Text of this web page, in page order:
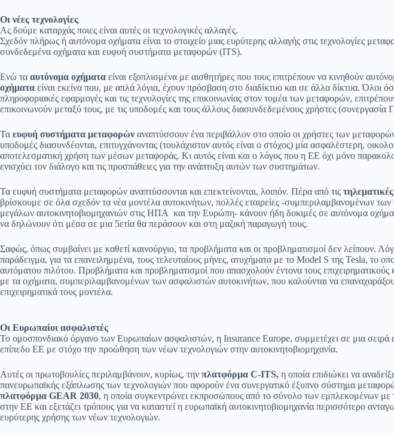
Οι νέες τεχνολογίες
Ας δούμε καταρχάς ποιες είναι αυτές οι τεχνολογικές αλλαγές.
Σχεδόν πλήρως ή αυτόνομα οχήματα είναι το στοιχείο μιας ευρύτερης αλλαγής στις τεχνολογίες
συνδεδεμένα οχήματα και ευφυή συστήματα μεταφορών (ITS).
Ενώ τα αυτόνομα οχήματα είναι εξοπλισμένα με αισθητήρες που τους επιτρέπουν να κινηθούν
οχήματα είναι εκείνα που, με απλά λόγια, έχουν πρόσβαση στο διαδίκτυο και σε άλλα δίκτυα. Όλοι
πληροφοριακές εφαρμογές και τις τεχνολογίες της επικοινωνίας στον τομέα των μεταφορών,
επικοινωνούν μεταξύ τους, με τις υποδομές και τους άλλους διασυνδεδεμένους χρήστες
Τα ευφυή συστήματα μεταφορών αναπτύσσουν ένα περιβάλλον στο οποίο οι χρήστες των
υποδομές διασυνδέονται, επιτυγχάνοντας (τουλάχιστον αυτός είναι ο στόχος) μία ασφαλέστερη,
αποτελεσματική χρήση των μέσων μεταφοράς. Κι αυτός είναι και ο λόγος που η ΕΕ όχι μόνο
ενισχύει τον διάλογο και τις προσπάθειες για την ανάπτυξη αυτών των συστημάτων.
Τα ευφυή συστήματα μεταφορών αναπτύσσονται και επεκτείνονται, λοιπόν. Πέρα από τις
βρίσκουμε σε όλα σχεδόν τα νέα μοντέλα αυτοκινήτων, πολλές εταιρείες -συμπεριλαμβανομένων
μεγάλων αυτοκινητοβιομηχανιών στις ΗΠΑ και την Ευρώπη- κάνουν ήδη δοκιμές σε αυτόνομα
να δηλώνουν ότι μέσα σε μια 5ετία θα περάσουν και στη μαζική παραγωγή τους.
Σαφώς, όπως συμβαίνει με καθετί καινούργιο, τα προβλήματα και οι προβληματισμοί δεν λείπουν.
παράδειγμα, για τα επανειλημμένα, τους τελευταίους μήνες, ατυχήματα με το Model S της Tesla, το
αυτόματου πιλότου. Προβλήματα και προβληματισμοί που απασχολούν έντονα τους επιχειρηματικούς
με τα οχήματα, συμπεριλαμβανομένων των ασφαλιστών αυτοκινήτων, που καλούνται να
επιχειρηματικά τους μοντέλα.
Οι Ευρωπαίοι ασφαλιστές
Το ομοσπονδιακό όργανο των Ευρωπαίων ασφαλιστών, η Insurance Europe, συμμετέχει σε μια σειρά
επίπεδο ΕΕ με στόχο την προώθηση των νέων τεχνολογιών στην αυτοκινητοβιομηχανία.
Αυτές οι πρωτοβουλίες περιλαμβάνουν, κυρίως, την πλατφόρμα C-ITS, η οποία επιδιώκει να
πανευρωπαϊκής εξάπλωσης των τεχνολογιών που αφορούν ένα συνεργατικό έξυπνο σύστημα
πλατφόρμα GEAR 2030, η οποία συγκεντρώνει εκπροσώπους από το σύνολο των εμπλεκομένων με
στην ΕΕ και εξετάζει τρόπους για να καταστεί η ευρωπαϊκή αυτοκινητοβιομηχανία περισσότερο
ευρύτερης χρήσης των νέων τεχνολογιών.